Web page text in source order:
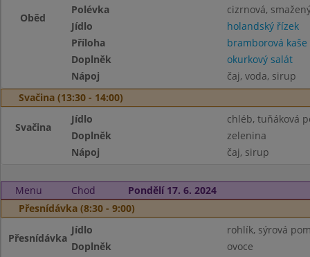
Oběd
Polévka
cizrnová,
Jídlo
holandský řízek
Příloha
bramborová kaše
Doplněk
okurkový salát
Nápoj
čaj, voda, sirup
Svačina (13:30 - 14:00)
Svačina
Jídlo
chléb, tuňáková
Doplněk
zelenina
Nápoj
čaj, sirup
Menu Chod
Pondělí 17. 6. 2024
Přesnídávka (8:30 - 9:00)
Přesnídávka
Jídlo
rohlík, sýrová
Doplněk
ovoce